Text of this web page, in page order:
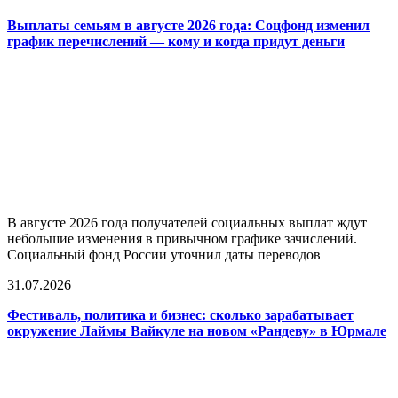
Выплаты семьям в августе 2026 года: Соцфонд изменил
график перечислений — кому и когда придут деньги
В августе 2026 года получателей социальных выплат ждут
небольшие изменения в привычном графике зачислений.
Социальный фонд России уточнил даты переводов
31.07.2026
Фестиваль, политика и бизнес: сколько зарабатывает
окружение Лаймы Вайкуле на новом «Рандеву» в Юрмале